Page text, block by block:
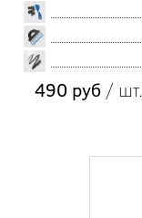
490 руб / шт.